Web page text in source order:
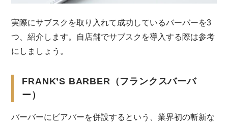
実際にサブスクを取り入れて成功しているバーバーを3
つ、紹介します。自店舗でサブスクを導入する際は参考
にしましょう。
FRANK’S BARBER（フランクスバーバ
ー）
バーバーにビアバーを併設するという、業界初の斬新な